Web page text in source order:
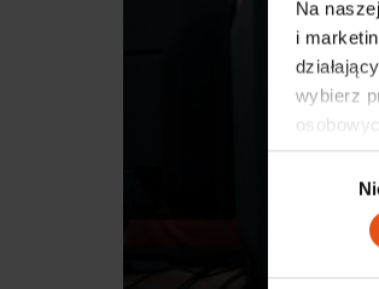
Na
i
wybierz